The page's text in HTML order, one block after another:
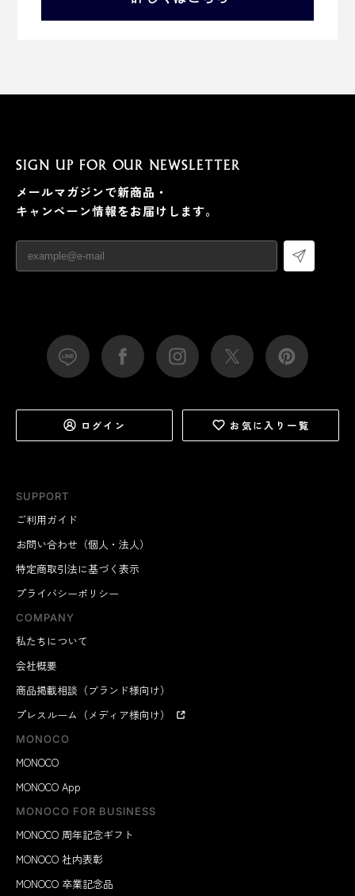
SUPPORT
ご利用ガイド
お問い合わせ（個人・法人）
特定商取引法に基づく表示
プライバシーポリシー
COMPANY
私たちについて
会社概要
商品掲載相談（ブランド様向け）
プレスルーム（メディア様向け）
MONOCO
MONOCO
MONOCO App
MONOCO FOR BUSINESS
MONOCO 周年記念ギフト
MONOCO 社内表彰
MONOCO 卒業記念品
SIGN UP FOR OUR NEWSLETTER
メールマガジンで新商品・
キャンペーン情報をお届けします。
ログイン お気に入り一覧